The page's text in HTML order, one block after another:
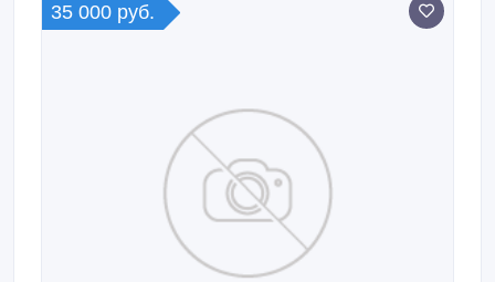
35 000 руб.